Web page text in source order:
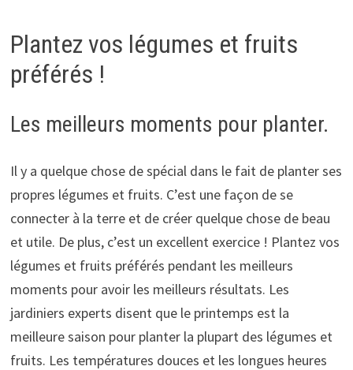
Plantez vos légumes et fruits
préférés !
Les meilleurs moments pour planter.
Il y a quelque chose de spécial dans le fait de planter ses
propres légumes et fruits. C’est une façon de se
connecter à la terre et de créer quelque chose de beau
et utile. De plus, c’est un excellent exercice ! Plantez vos
légumes et fruits préférés pendant les meilleurs
moments pour avoir les meilleurs résultats. Les
jardiniers experts disent que le printemps est la
meilleure saison pour planter la plupart des légumes et
fruits. Les températures douces et les longues heures